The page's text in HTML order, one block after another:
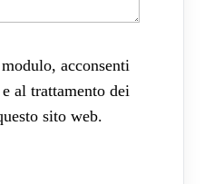
acconsenti
al trattamento dei
sito web.